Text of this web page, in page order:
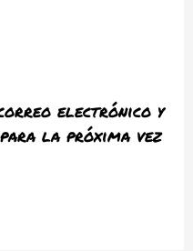
electrónico y
la próxima vez